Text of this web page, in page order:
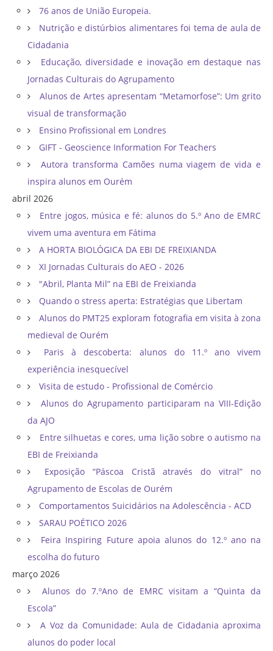
76 anos de União Europeia.
Nutrição e distúrbios alimentares foi tema de aula de
Cidadania
Educação, diversidade e inovação em destaque nas
Jornadas Culturais do Agrupamento
Alunos de Artes apresentam “Metamorfose”: Um grito
visual de transformação
Ensino Profissional em Londres
GIFT - Geoscience Information For Teachers
Autora transforma Camões numa viagem de vida e
inspira alunos em Ourém
abril 2026
Entre jogos, música e fé: alunos do 5.º Ano de EMRC
vivem uma aventura em Fátima
A HORTA BIOLÓGICA DA EBI DE FREIXIANDA
XI Jornadas Culturais do AEO - 2026
"Abril, Planta Mil” na EBI de Freixianda
Quando o stress aperta: Estratégias que Libertam
Alunos do PMT25 exploram fotografia em visita à zona
medieval de Ourém
Paris à descoberta: alunos do 11.º ano vivem
experiência inesquecível
Visita de estudo - Profissional de Comércio
Alunos do Agrupamento participaram na VIII-Edição
da AJO
Entre silhuetas e cores, uma lição sobre o autismo na
EBI de Freixianda
Exposição “Páscoa Cristã através do vitral” no
Agrupamento de Escolas de Ourém
Comportamentos Suicidários na Adolescência - ACD
SARAU POÉTICO 2026
Feira Inspiring Future apoia alunos do 12.º ano na
escolha do futuro
março 2026
Alunos do 7.ºAno de EMRC visitam a “Quinta da
Escola”
A Voz da Comunidade: Aula de Cidadania aproxima
alunos do poder local